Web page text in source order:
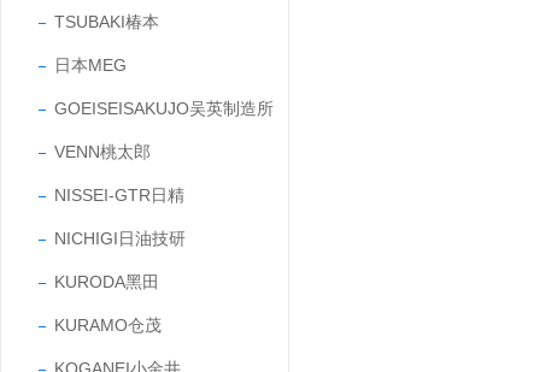
TSUBAKI椿本
日本MEG
GOEISEISAKUJO吴英制造所
VENN桃太郎
NISSEI-GTR日精
NICHIGI日油技研
KURODA黑田
KURAMO仓茂